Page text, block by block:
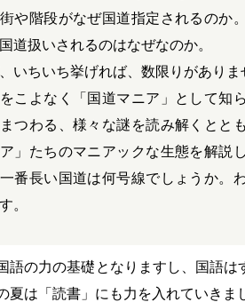
や階段がなぜ国道指定されるのか
道扱いされるのはなぜなのか。
いちいち挙げれば、数限りがありま
こよなく「国道マニア」として知
つわる、様々な謎を読み解くとと
」たちのマニアックな生態を解説
番長い国道は何号線でしょうか。
。
語の力の基礎となりますし、国語
夏は「読書」にも力を入れていきま